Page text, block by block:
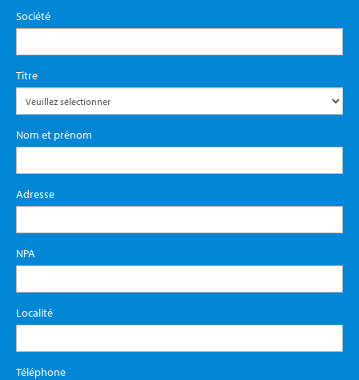
Société
Titre
Nom et prénom
Adresse
NPA
Localité
Téléphone